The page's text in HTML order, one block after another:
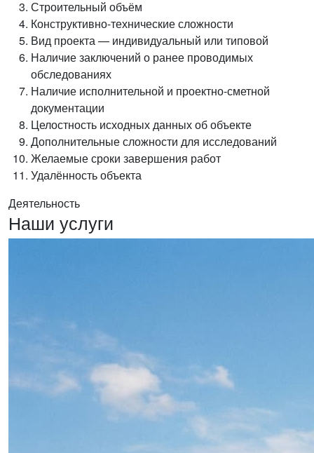
Строительный объём
Конструктивно-технические сложности
Вид проекта — индивидуальный или типовой
Наличие заключений о ранее проводимых
обследованиях
Наличие исполнительной и проектно-сметной
документации
Целостность исходных данных об объекте
Дополнительные сложности для исследований
Желаемые сроки завершения работ
Удалённость объекта
Деятельность
Наши услуги